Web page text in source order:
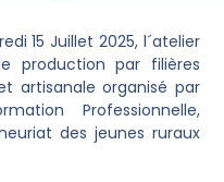
15 Juillet 2025, l´atelier
production par filières
artisanale organisé par
Professionnelle,
des jeunes ruraux